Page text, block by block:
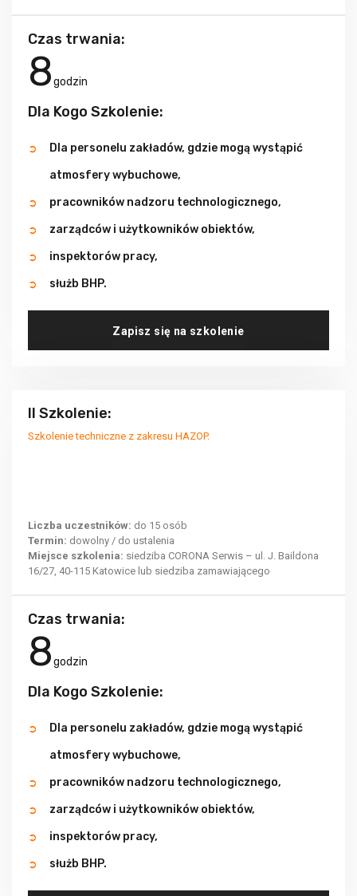
Czas trwania:
8godzin
Dla Kogo Szkolenie:
Dla personelu zakładów, gdzie mogą wystąpić
atmosfery wybuchowe,
pracowników nadzoru technologicznego,
zarządców i użytkowników obiektów,
inspektorów pracy,
służb BHP.
Zapisz się na szkolenie
II Szkolenie:
Szkolenie techniczne z zakresu HAZOP.
Liczba uczestników: do 15 osób
Termin: dowolny / do ustalenia
Miejsce szkolenia: siedziba CORONA Serwis – ul. J. Baildona
16/27, 40-115 Katowice lub siedziba zamawiającego
Czas trwania:
8godzin
Dla Kogo Szkolenie:
Dla personelu zakładów, gdzie mogą wystąpić
atmosfery wybuchowe,
pracowników nadzoru technologicznego,
zarządców i użytkowników obiektów,
inspektorów pracy,
służb BHP.